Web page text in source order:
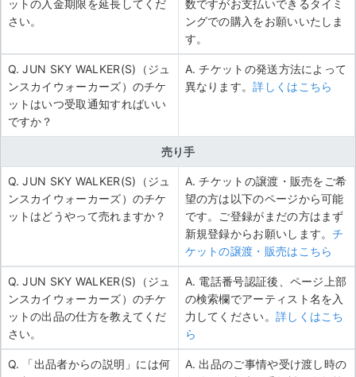
ットの入金期限を延長してくだ
さい。
数ですがお支払いできるタイミ
ングでの購入をお願いいたしま
す。
Q. JUN SKY WALKER(S)（ジュ
ンスカイウォーカーズ）のチケ
ットはいつ受取通知すればいい
ですか？
A. チケットの発送方法によって
異なります。詳しくはこちら
売り手
Q. JUN SKY WALKER(S)（ジュ
ンスカイウォーカーズ）のチケ
ットはどうやって売れますか？
A. チケットの譲渡・販売をご希
望の方は以下のページから可能
です。ご登録がまだの方はまず
新規登録からお願いします。チ
ケットの譲渡・販売はこちら
Q. JUN SKY WALKER(S)（ジュ
ンスカイウォーカーズ）のチケ
ットの出品の仕方を教えてくだ
さい。
A. 電話番号認証後、ページ上部
の検索欄でアーティスト名を入
力してください。 詳しくはこち
ら
Q. 「出品者からの説明」には何
A. 出品のご事情や受け渡し時の